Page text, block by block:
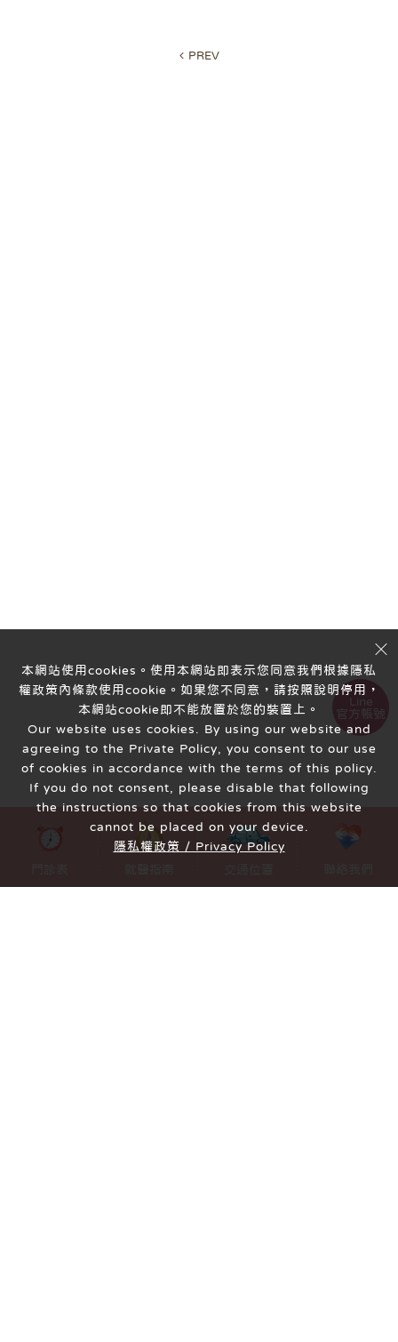
本網站使用cookies。使用本網站即表示您同意我們根據隱私
權政策內條款使用cookie。如果您不同意，請按照說明停用，
本網站cookie即不能放置於您的裝置上。
Our website uses cookies. By using our website and
agreeing to the Private Policy, you consent to our use
of cookies in accordance with the terms of this policy.
If you do not consent, please disable that following
the instructions so that cookies from this website
cannot be placed on your device.
隱私權政策 / Privacy Policy
PREV
Line
官方帳號